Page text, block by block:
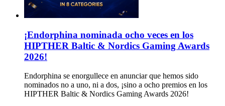
¡Endorphina nominada ocho veces en los
HIPTHER Baltic & Nordics Gaming Awards
2026!
Endorphina se enorgullece en anunciar que hemos sido
nominados no a uno, ni a dos, ¡sino a ocho premios en los
HIPTHER Baltic & Nordics Gaming Awards 2026!